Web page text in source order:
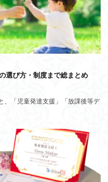
選び方・制度まで総まとめ
、「児童発達支援」「放課後等デ